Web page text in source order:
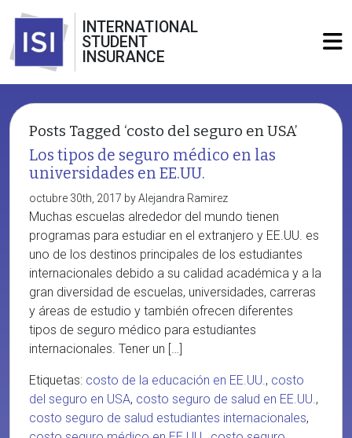
INTERNATIONAL
STUDENT
INSURANCE
Posts Tagged ‘costo del seguro en USA’
Los tipos de seguro médico en las
universidades en EE.UU.
octubre 30th, 2017 by Alejandra Ramirez
Muchas escuelas alrededor del mundo tienen
programas para estudiar en el extranjero y EE.UU. es
uno de los destinos principales de los estudiantes
internacionales debido a su calidad académica y a la
gran diversidad de escuelas, universidades, carreras
y áreas de estudio y también ofrecen diferentes
tipos de seguro médico para estudiantes
internacionales. Tener un […]
Etiquetas: costo de la educación en EE.UU., costo
del seguro en USA, costo seguro de salud en EE.UU.,
costo seguro de salud estudiantes internacionales,